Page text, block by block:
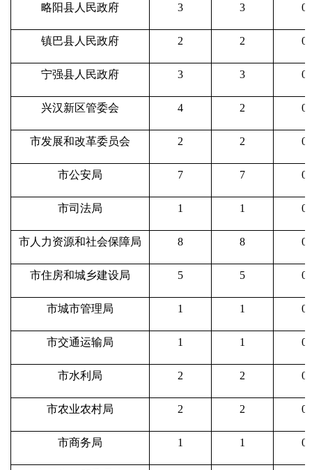
略阳县人民政府 3 3 0
镇巴县人民政府 2 2 0
宁强县人民政府 3 3 0
兴汉新区管委会 4 2 0
市发展和改革委员会 2 2 0
市公安局 7 7 0
市司法局 1 1 0
市人力资源和社会保障局 8 8 0
市住房和城乡建设局 5 5 0
市城市管理局 1 1 0
市交通运输局 1 1 0
市水利局 2 2 0
市农业农村局 2 2 0
市商务局 1 1 0